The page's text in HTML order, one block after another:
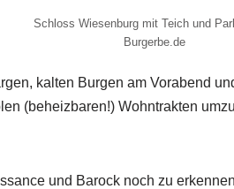
Schloss Wiesenburg mit Teich und
Burgerbe.de
kalten Burgen am Vorabend
(beheizbaren!) Wohntrakten
und Barock noch zu